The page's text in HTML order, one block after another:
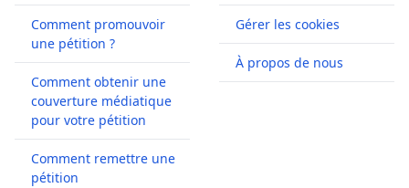
Comment promouvoir
une pétition ?
Comment obtenir une
couverture médiatique
pour votre pétition
Comment remettre une
pétition
Gérer les cookies
À propos de nous